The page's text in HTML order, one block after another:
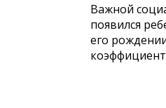
Важной
появился
его